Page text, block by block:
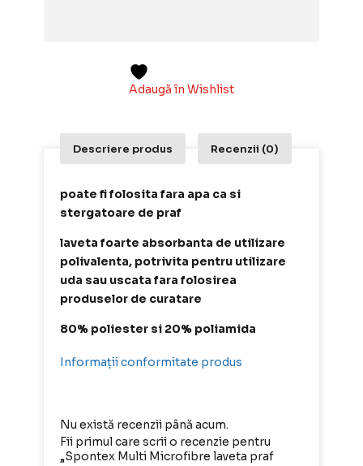
Adaugă în Wishlist
Descriere produs Recenzii (0)
poate fi folosita fara apa ca si
stergatoare de praf
laveta foarte absorbanta de utilizare
polivalenta, potrivita pentru utilizare
uda sau uscata fara folosirea
produselor de curatare
80% poliester si 20% poliamida
Informații conformitate produs
Nu există recenzii până acum.
Fii primul care scrii o recenzie pentru
„Spontex Multi Microfibre laveta praf